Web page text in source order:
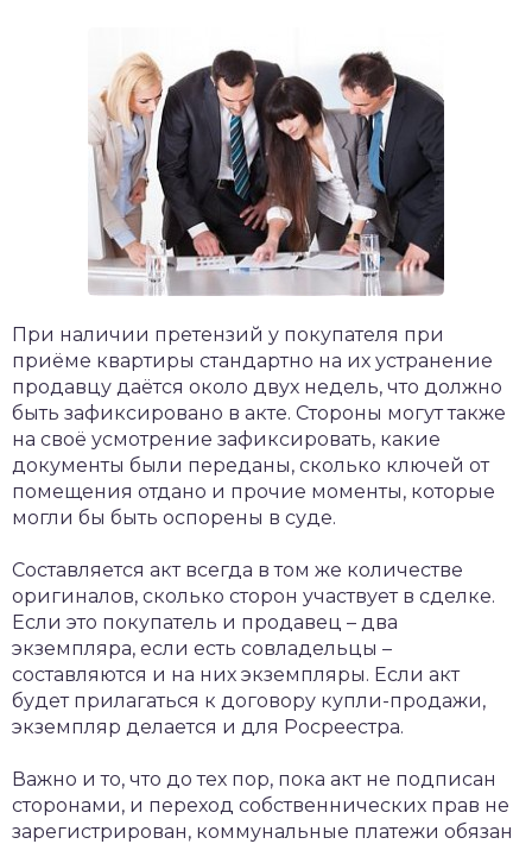
При наличии претензий у покупателя при
приёме квартиры стандартно на их устранение
продавцу даётся около двух недель, что должно
быть зафиксировано в акте. Стороны могут также
на своё усмотрение зафиксировать, какие
документы были переданы, сколько ключей от
помещения отдано и прочие моменты, которые
могли бы быть оспорены в суде.
Составляется акт всегда в том же количестве
оригиналов, сколько сторон участвует в сделке.
Если это покупатель и продавец – два
экземпляра, если есть совладельцы –
составляются и на них экземпляры. Если акт
будет прилагаться к договору купли-продажи,
экземпляр делается и для Росреестра.
Важно и то, что до тех пор, пока акт не подписан
сторонами, и переход собственнических прав не
зарегистрирован, коммунальные платежи обязан